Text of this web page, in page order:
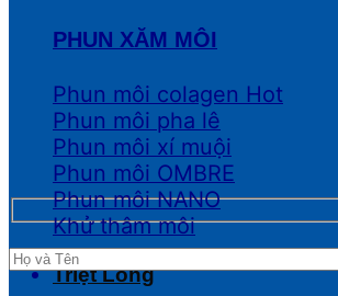
PHUN XĂM MÔI
Phun môi colagen
Phun môi pha lê
Phun môi xí muội
Phun môi OMBRE
Phun môi NANO
Khử thâm môi
Triệt Lông